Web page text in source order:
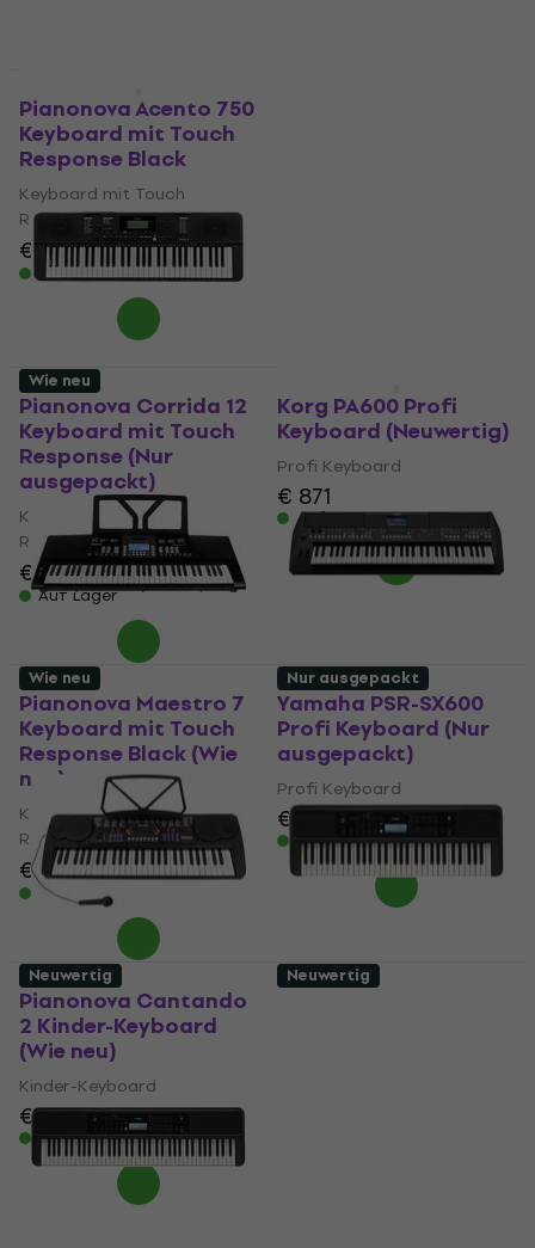
Pianonova Acento 750
Keyboard mit Touch
Response Black
Keyboard mit Touch
Response
€ 371€ 399
- 7 %
Auf Lager
Pianonova Corrida 12
Keyboard mit Touch
Response (Nur
ausgepackt)
Keyboard mit Touch
Response
€ 136€ 147,51
- 8 %
Auf Lager
Korg PA600 Profi
Keyboard (Neuwertig)
Profi Keyboard
€ 871
Auf Lager
Wie neu
Pianonova Maestro 7
Keyboard mit Touch
Response Black (Wie
neu)
Keyboard mit Touch
Response
€ 111€ 127,71
- 13 %
Auf Lager
Yamaha PSR-SX600
Profi Keyboard (Nur
ausgepackt)
Profi Keyboard
€ 692
Auf Lager
Wie neu
Pianonova Cantando
2 Kinder-Keyboard
(Wie neu)
Kinder-Keyboard
€ 66,50€ 68,20
Auf Lager
Nur ausgepackt
Neuwertig Neuwertig